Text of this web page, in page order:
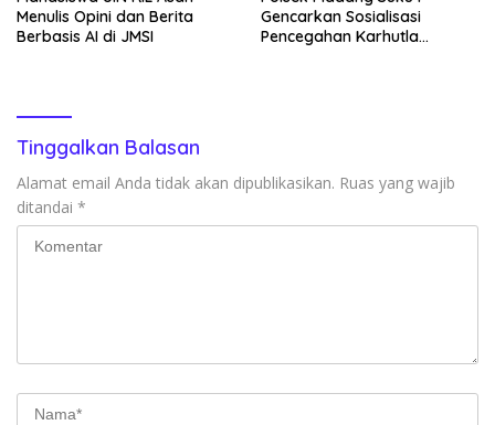
Menulis Opini dan Berita
Berbasis AI di JMSI
Gencarkan Sosialisasi
Pencegahan Karhutla
Tinggalkan Balasan
Alamat email Anda tidak akan dipublikasikan. Ruas yang wajib
ditandai *